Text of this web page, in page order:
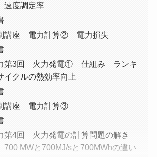
度調定率
講座 電力計算② 電力損失
第3回 火力発電① 仕組み ランキ
イクルの熱効率向上
講座 電力計算③
第4回 火力発電の計算問題の解き
MWと700MJ/sと700MWhの違い